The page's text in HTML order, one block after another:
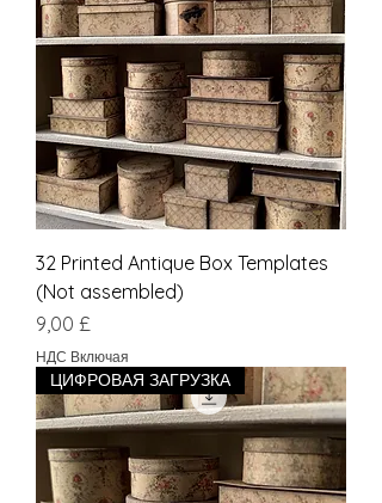
32 Printed Antique Box Templates
(Not assembled)
Цена
9,00 £
НДС Включая
ЦИФРОВАЯ ЗАГРУЗКА